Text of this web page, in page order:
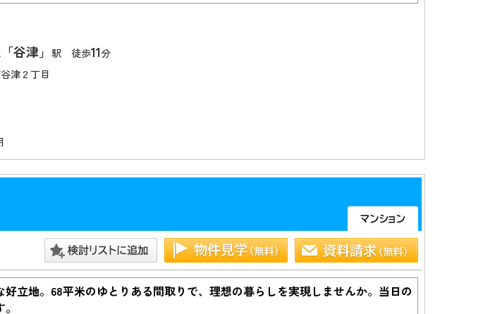
「谷津」 駅 徒歩11分
津２丁目
好立地。68平米のゆとりある間取りで、理想の暮らしを実現しませんか。当日の